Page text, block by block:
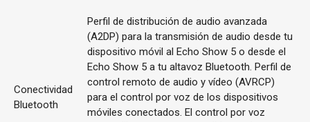
Conectividad
Bluetooth
Perfil de distribución de audio avanzada
(A2DP) para la transmisión de audio desde tu
dispositivo móvil al Echo Show 5 o desde el
Echo Show 5 a tu altavoz Bluetooth. Perfil de
control remoto de audio y vídeo (AVRCP)
para el control por voz de los dispositivos
móviles conectados. El control por voz